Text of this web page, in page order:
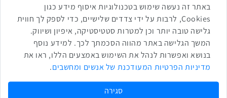
צה"ל
שתפו ברשת
שתף בטוויטרשתף בפייסבוק
שתף בלינקדאין
שתף בווטסאפ
שתף בטלגרם
באתר זה נעשה שימוש בטכנולוגיות איסוף מידע כגון
Cookies, לרבות על ידי צדדים שלישיים, כדי לספק לך חווית
גלישה טובה יותר וכן למטרות סטטיסטיקה, איפיון ושיווק.
המשך הגלישה באתר מהווה הסכמתך לכך. למידע נוסף
בנושא ואפשרות לנהל את השימוש באמצעים הללו, ראו את
מדיניות הפרטיות המעודכנת של אנשים ומחשבים.
סגירה